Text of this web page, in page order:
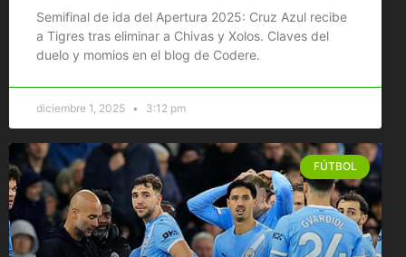
Semifinal de ida del Apertura 2025: Cruz Azul recibe
a Tigres tras eliminar a Chivas y Xolos. Claves del
duelo y momios en el blog de Codere.
diciembre 1, 2025 3:12 pm
FÚTBOL